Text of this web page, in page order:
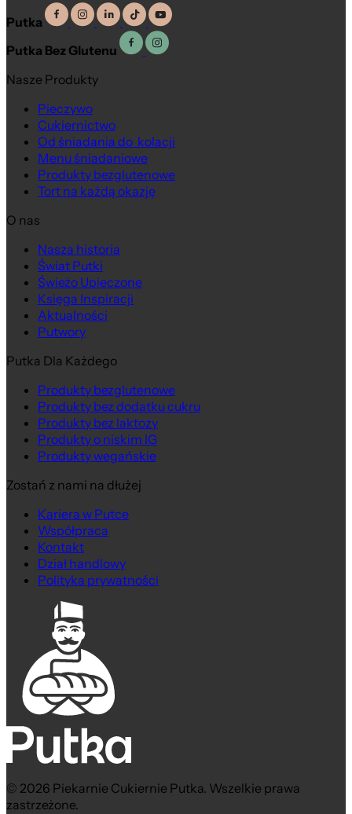
Putka
Putka Bez Glutenu
Nasze Produkty
Pieczywo
Cukiernictwo
Od śniadania do kolacji
Menu śniadaniowe
Produkty bezglutenowe
Tort na każdą okazję
O nas
Nasza historia
Świat Putki
Świeżo Upieczone
Księga Inspiracji
Aktualności
Putwory
Putka Dla Każdego
Produkty bezglutenowe
Produkty bez dodatku cukru
Produkty bez laktozy
Produkty o niskim IG
Produkty wegańskie
Zostań z nami na dłużej
Kariera w Putce
Współpraca
Kontakt
Dział handlowy
Polityka prywatności
© 2026 Piekarnie Cukiernie Putka. Wszelkie prawa
zastrzeżone.